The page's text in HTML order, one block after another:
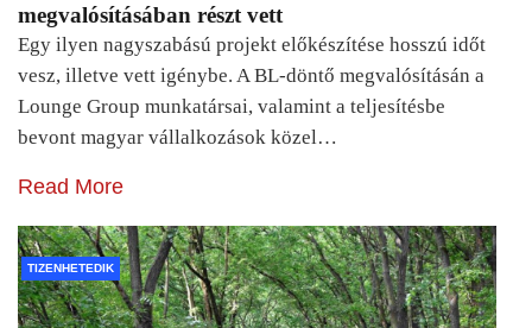
megvalósításában részt vett
Egy ilyen nagyszabású projekt előkészítése hosszú időt
vesz, illetve vett igénybe. A BL-döntő megvalósításán a
Lounge Group munkatársai, valamint a teljesítésbe
bevont magyar vállalkozások közel…
Read More
TIZENHETEDIK